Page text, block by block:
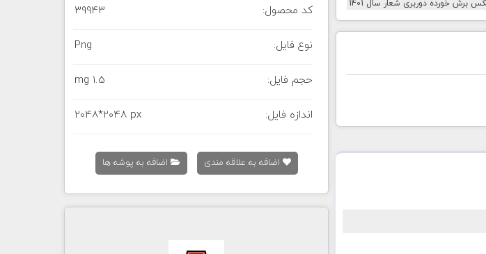
کد محصول: 39943
نوع فایل: Png
حجم فایل: 1.5 mg
اندازه فایل: 2048*2048 px
اضافه به علاقه مندی اضافه به پوشه ها